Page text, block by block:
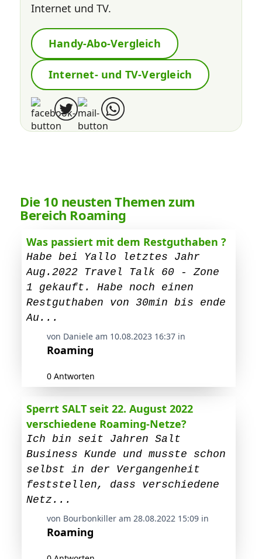
Internet und TV.
Handy-Abo-Vergleich
Internet- und TV-Vergleich
Die 10 neusten Themen zum
Bereich Roaming
Was passiert mit dem Restguthaben ?
Habe bei Yallo letztes Jahr
Aug.2022 Travel Talk 60 - Zone
1 gekauft. Habe noch einen
Restguthaben von 30min bis ende
Au...
von Daniele am 10.08.2023 16:37 in
Roaming
0 Antworten
Sperrt SALT seit 22. August 2022
verschiedene Roaming-Netze?
Ich bin seit Jahren Salt
Business Kunde und musste schon
selbst in der Vergangenheit
feststellen, dass verschiedene
Netz...
von Bourbonkiller am 28.08.2022 15:09 in
Roaming